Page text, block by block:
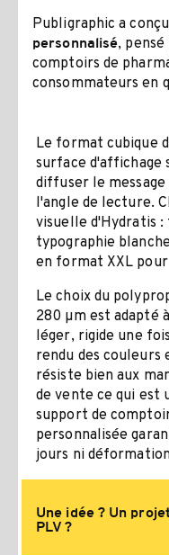
Publigraphic a
personnalisé,
comptoirs de
consommateurs en
Le format cubique
surface d'affichage
diffuser le
l'angle de lecture.
visuelle d'Hydratis
typographie
en format XXL
Le choix du
280 µm est adapté
léger, rigide une
rendu des couleurs
résiste bien aux
de vente ce qui
support de
personnalisée
jours ni
Une idée ? Un
PLV ?